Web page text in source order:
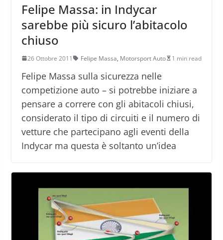
Felipe Massa: in Indycar
sarebbe più sicuro l’abitacolo
chiuso
26 Ottobre 2011 Felipe Massa, Motorsport Auto 1 min read
Felipe Massa sulla sicurezza nelle
competizione auto – si potrebbe iniziare a
pensare a correre con gli abitacoli chiusi,
considerato il tipo di circuiti e il numero di
vetture che partecipano agli eventi della
Indycar ma questa è soltanto un’idea